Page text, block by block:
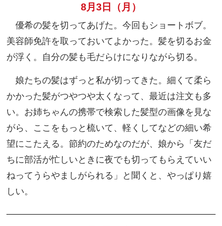
8月3日（月）
優希の髪を切ってあげた。今回もショートボブ。
美容師免許を取っておいてよかった。髪を切るお金
が浮く。自分の髪も毛だらけになりながら切る。
娘たちの髪はずっと私が切ってきた。細くて柔ら
かかった髪がつやつや太くなって、最近は注文も多
い。お姉ちゃんの携帯で検索した髪型の画像を見な
がら、ここをもっと梳いて、軽くしてなどの細い希
望にこたえる。節約のためなのだが、娘から「友だ
ちに部活が忙しいときに夜でも切ってもらえていい
ねってうらやましがられる」と聞くと、やっぱり嬉
しい。